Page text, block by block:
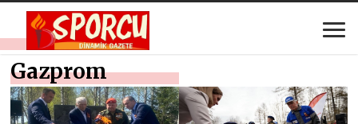
Gazprom